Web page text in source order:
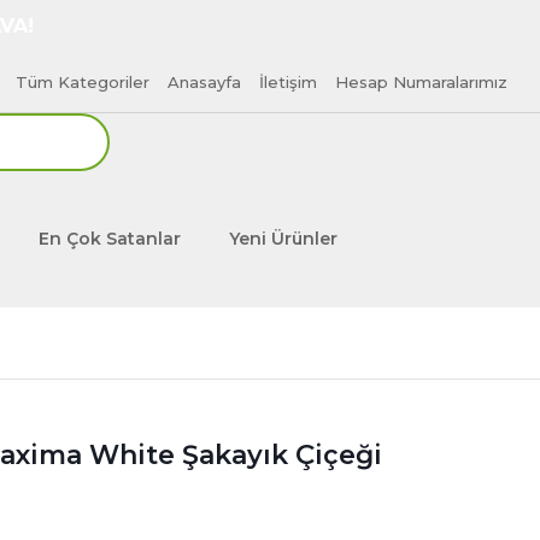
Tüm Kategoriler Anasayfa İletişim Hesap Numaralarımız
En Çok Satanlar Yeni Ürünler
White Şakayık Çiçeği